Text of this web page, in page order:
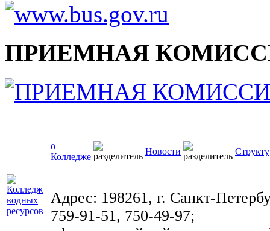
ПРИЕМНАЯ
о
Колледже
Новости
Адрес: 198261, г. Санкт-
759-91-51, 750-49-97;